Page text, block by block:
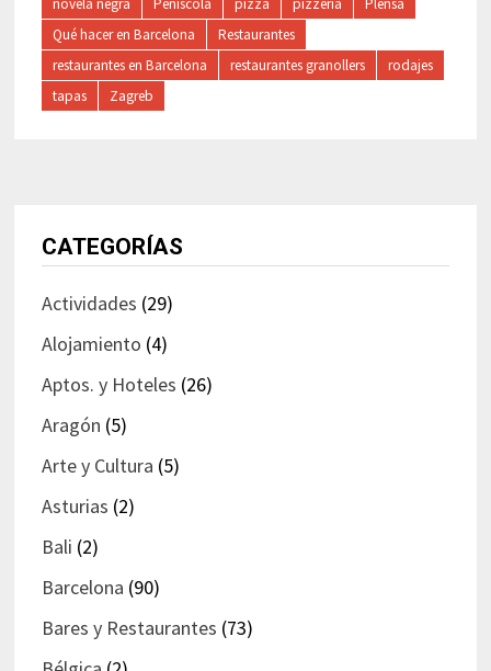
Qué hacer en Barcelona
Restaurantes
restaurantes en Barcelona
restaurantes granollers
rodajes
tapas
Zagreb
CATEGORÍAS
Actividades (29)
Alojamiento (4)
Aptos. y Hoteles (26)
Aragón (5)
Arte y Cultura (5)
Asturias (2)
Bali (2)
Barcelona (90)
Bares y Restaurantes (73)